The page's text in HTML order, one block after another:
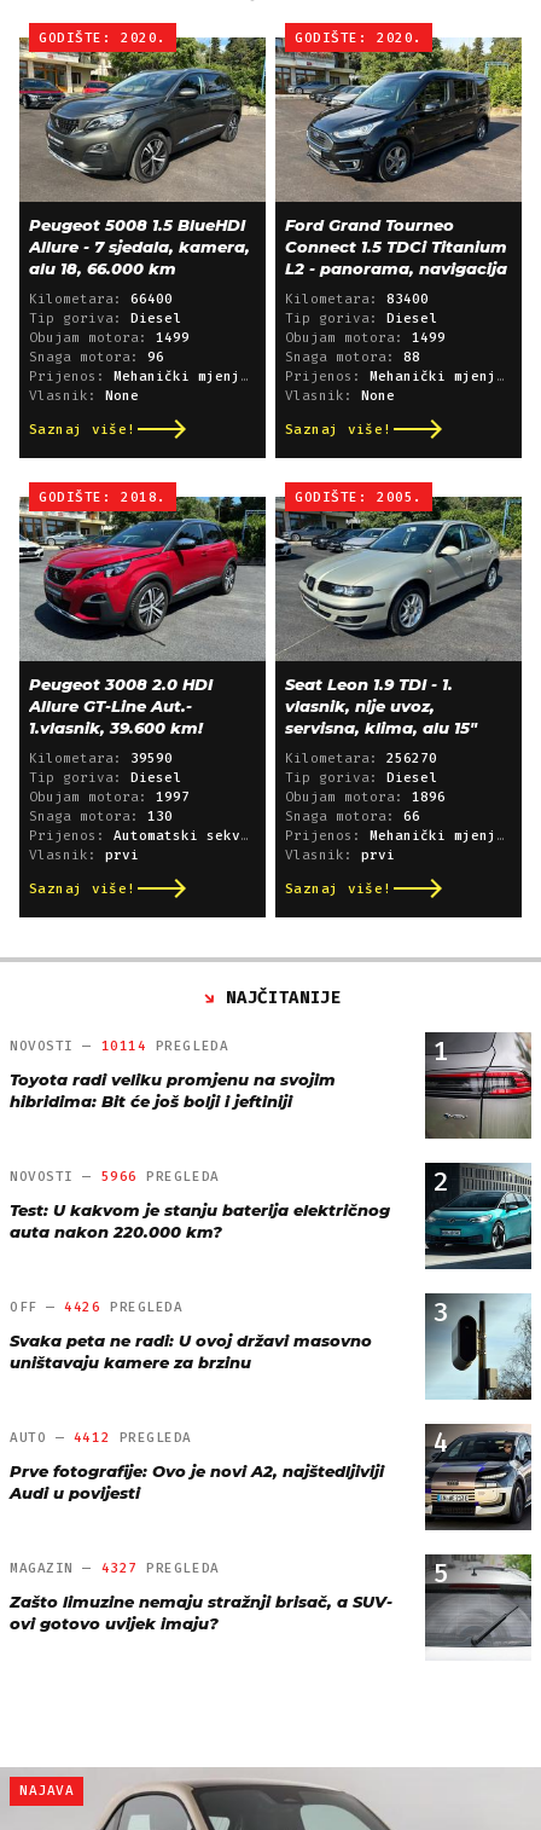
GODIŠTE: 2020.
Peugeot 5008 1.5 BlueHDI
Allure - 7 sjedala, kamera,
alu 18, 66.000 km
Kilometara: 66400
Tip goriva:
Diesel
Obujam motora: 1499
Snaga motora: 96
Prijenos:
Mehanički mjenjač
Vlasnik:
None
Saznaj više!
GODIŠTE: 2020.
Ford Grand Tourneo
Connect 1.5 TDCi Titanium
L2 - panorama, navigacija
Kilometara: 83400
Tip goriva:
Diesel
Obujam motora: 1499
Snaga motora: 88
Prijenos:
Mehanički mjenjač
Vlasnik:
None
Saznaj više!
GODIŠTE: 2018.
Peugeot 3008 2.0 HDI
Allure GT-Line Aut.-
1.vlasnik, 39.600 km!
Kilometara: 39590
Tip goriva:
Diesel
Obujam motora: 1997
Snaga motora: 130
Prijenos: Automatski sekvencijski
Vlasnik: prvi
Saznaj više!
GODIŠTE: 2005.
Seat Leon 1.9 TDI - 1.
vlasnik, nije uvoz,
servisna, klima, alu 15"
Kilometara: 256270
Tip goriva:
Diesel
Obujam motora: 1896
Snaga motora: 66
Prijenos:
Mehanički mjenjač
Vlasnik: prvi
Saznaj više!
NAJČITANIJE
1
NOVOSTI — 10114 PREGLEDA
Toyota radi veliku promjenu na svojim
hibridima: Bit će još bolji i jeftiniji
2
NOVOSTI — 5966 PREGLEDA
Test: U kakvom je stanju baterija električnog
auta nakon 220.000 km?
3
OFF —4426 PREGLEDA
Svaka peta ne radi: U ovoj državi masovno
uništavaju kamere za brzinu
4
AUTO — 4412 PREGLEDA
Prve fotografije: Ovo je novi A2, najštedljiviji
Audi u povijesti
5
MAGAZIN — 4327 PREGLEDA
Zašto limuzine nemaju stražnji brisač, a SUV-
ovi gotovo uvijek imaju?
NAJAVA